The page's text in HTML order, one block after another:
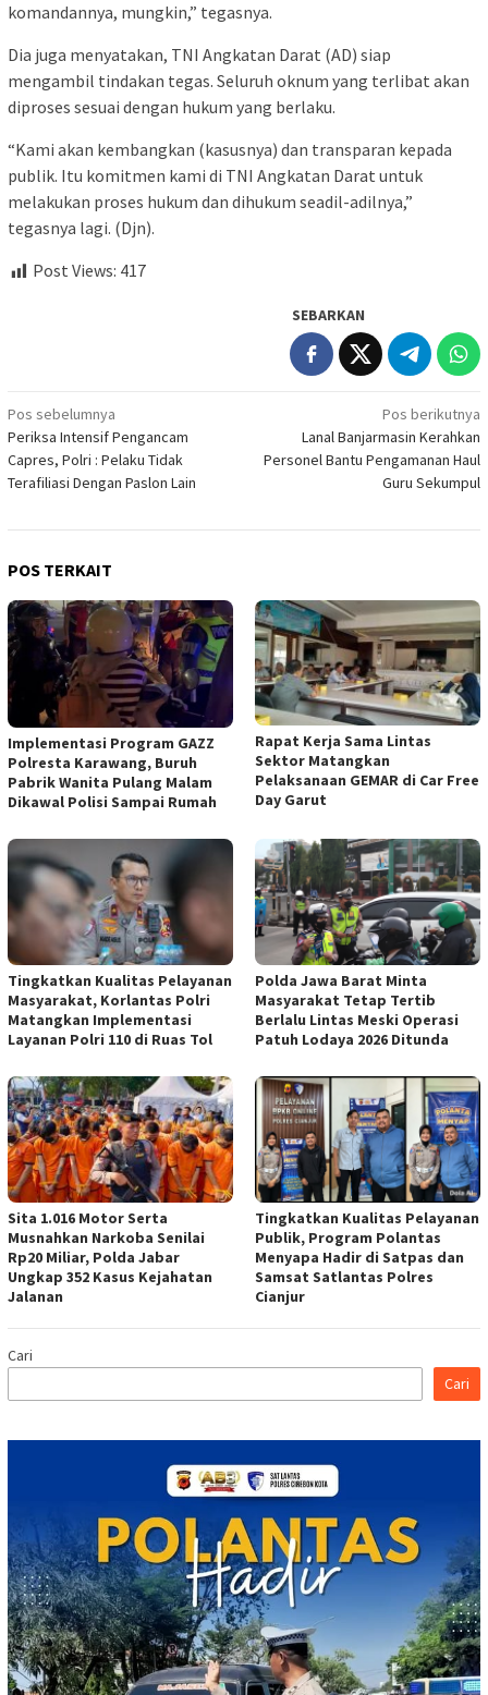
komandannya, mungkin,” tegasnya.
Dia juga menyatakan, TNI Angkatan Darat (AD) siap
mengambil tindakan tegas. Seluruh oknum yang terlibat akan
diproses sesuai dengan hukum yang berlaku.
“Kami akan kembangkan (kasusnya) dan transparan kepada
publik. Itu komitmen kami di TNI Angkatan Darat untuk
melakukan proses hukum dan dihukum seadil-adilnya,”
tegasnya lagi. (Djn).
Post Views: 417
SEBARKAN
Navigasi
pos
Pos sebelumnya
Periksa Intensif Pengancam
Capres, Polri : Pelaku Tidak
Terafiliasi Dengan Paslon Lain
Pos berikutnya
Lanal Banjarmasin Kerahkan
Personel Bantu Pengamanan Haul
Guru Sekumpul
POS TERKAIT
Implementasi Program GAZZ
Polresta Karawang, Buruh
Pabrik Wanita Pulang Malam
Dikawal Polisi Sampai Rumah
Rapat Kerja Sama Lintas
Sektor Matangkan
Pelaksanaan GEMAR di Car Free
Day Garut
Tingkatkan Kualitas Pelayanan
Masyarakat, Korlantas Polri
Matangkan Implementasi
Layanan Polri 110 di Ruas Tol
Polda Jawa Barat Minta
Masyarakat Tetap Tertib
Berlalu Lintas Meski Operasi
Patuh Lodaya 2026 Ditunda
Sita 1.016 Motor Serta
Musnahkan Narkoba Senilai
Rp20 Miliar, Polda Jabar
Ungkap 352 Kasus Kejahatan
Jalanan
Tingkatkan Kualitas Pelayanan
Publik, Program Polantas
Menyapa Hadir di Satpas dan
Samsat Satlantas Polres
Cianjur
Cari
Cari